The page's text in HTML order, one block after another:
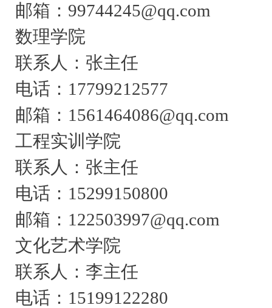
邮箱：99744245@qq.com
数理学院
联系人：张主任
电话：17799212577
邮箱：1561464086@qq.com
工程实训学院
联系人：张主任
电话：15299150800
邮箱：122503997@qq.com
文化艺术学院
联系人：李主任
电话：15199122280